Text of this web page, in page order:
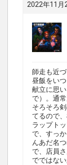
2022年11月
師走も近
昼飯をい
献立に思
で）。通常
そろそろ
てるので
ラップト
で、すっ
んあだ名
で、店員
でではな